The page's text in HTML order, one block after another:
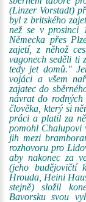
(Linzer Vorstadt)
byl z britského
než se v prosinci
Německa přes
zajetí, z něhož
vagonech seděli ti
tedy jet domů."
vojáci a všem
zajatec do
návrat do
člověka, který si
práci a platil za
pomohl Chalupovi
jih mezi
rozhovoru pro
aby nakonec za
(jeho budějovičtí
Hrouda, Heini
stejně) složil
Bavorsku svou